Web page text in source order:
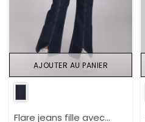
Flare jeans fille avec
AJOUTER AU PANIER